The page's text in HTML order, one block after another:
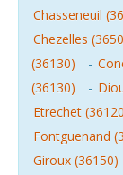
Chasseneuil
Chezelles
(36130)
-
(36130)
-
Etrechet
Fontguenand
Giroux (36150)